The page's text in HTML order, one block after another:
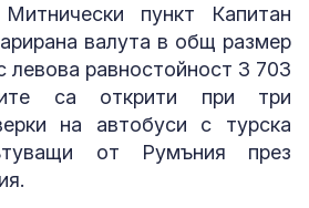
пункт Капитан
валута в общ размер
левова равностойност 3 703
са открити при три
на автобуси с турска
от Румъния през